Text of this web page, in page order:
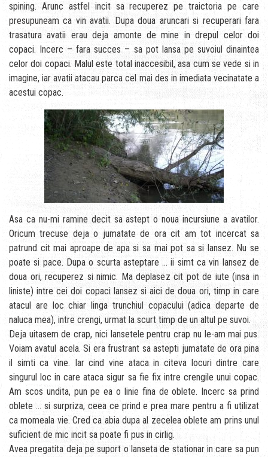
spining. Arunc astfel incit sa recuperez pe traictoria pe care
presupuneam ca vin avatii. Dupa doua aruncari si recuperari fara
trasatura avatii erau deja amonte de mine in drepul celor doi
copaci. Incerc – fara succes – sa pot lansa pe suvoiul dinaintea
celor doi copaci. Malul este total inaccesibil, asa cum se vede si in
imagine, iar avatii atacau parca cel mai des in imediata vecinatate a
acestui copac.
Asa ca nu-mi ramine decit sa astept o noua incursiune a avatilor.
Oricum trecuse deja o jumatate de ora cit am tot incercat sa
patrund cit mai aproape de apa si sa mai pot sa si lansez. Nu se
poate si pace. Dupa o scurta asteptare … ii simt ca vin lansez de
doua ori, recuperez si nimic. Ma deplasez cit pot de iute (insa in
liniste) intre cei doi copaci lansez si aici de doua ori, timp in care
atacul are loc chiar linga trunchiul copacului (adica departe de
naluca mea), intre crengi, urmat la scurt timp de un altul pe suvoi.
Deja uitasem de crap, nici lansetele pentru crap nu le-am mai pus.
Voiam avatul acela. Si era frustrant sa astepti jumatate de ora pina
il simti ca vine. Iar cind vine ataca in citeva locuri dintre care
singurul loc in care ataca sigur sa fie fix intre crengile unui copac.
Am scos undita, pun pe ea o linie fina de oblete. Incerc sa prind
oblete … si surpriza, ceea ce prind e prea mare pentru a fi utilizat
ca momeala vie. Cred ca abia dupa al zecelea oblete am prins unul
suficient de mic incit sa poate fi pus in cirlig.
Avea pregatita deja pe suport o lanseta de stationar in care sa pun